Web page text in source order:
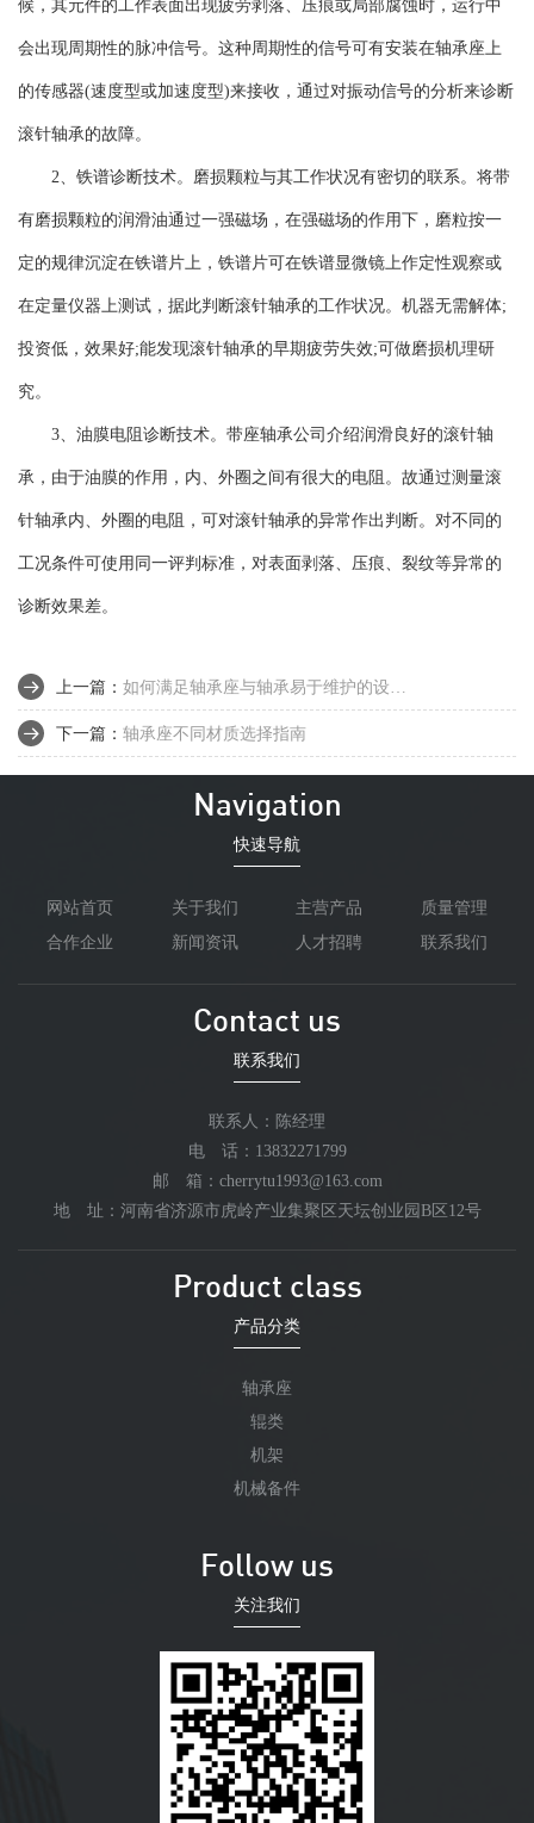
候，其元件的工作表面出现疲劳剥落、压痕或局部腐蚀时，运行中
会出现周期性的脉冲信号。这种周期性的信号可有安装在轴承座上
的传感器(速度型或加速度型)来接收，通过对振动信号的分析来诊断
滚针轴承的故障。
2、铁谱诊断技术。磨损颗粒与其工作状况有密切的联系。将带
有磨损颗粒的润滑油通过一强磁场，在强磁场的作用下，磨粒按一
定的规律沉淀在铁谱片上，铁谱片可在铁谱显微镜上作定性观察或
在定量仪器上测试，据此判断滚针轴承的工作状况。机器无需解体;
投资低，效果好;能发现滚针轴承的早期疲劳失效;可做磨损机理研
究。
3、油膜电阻诊断技术。带座轴承公司介绍润滑良好的滚针轴
承，由于油膜的作用，内、外圈之间有很大的电阻。故通过测量滚
针轴承内、外圈的电阻，可对滚针轴承的异常作出判断。对不同的
工况条件可使用同一评判标准，对表面剥落、压痕、裂纹等异常的
诊断效果差。
上一篇：
下一篇： 轴承座不同材质选择指南
Navigation
快速导航
网站首页 关于我们 主营产品
质量管理
合作企业
新闻资讯 人才招聘 联系我们
Contact us
联系我们
联系人：陈经理
电 话：13832271799
邮 箱：cherrytu1993@163.com
地 址：河南省济源市虎岭产业集聚区天坛创业园B区12号
Product class
产品分类
轴承座
辊类
机架
机械备件
Follow us
关注我们